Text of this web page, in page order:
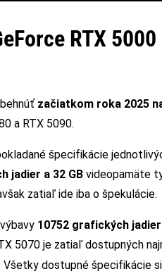
RTX
začiatkom roka 2025
a RTX 5090.
špecifikácie
jadier a 32 GB videopamäte
zatiaľ ide iba o špekulácie.
10752 grafických jadier
5070 je zatiaľ dostupných
Všetky dostupné špecifikácie